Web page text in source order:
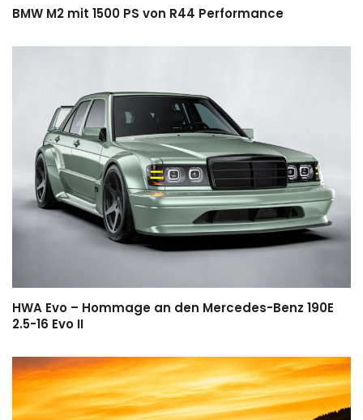
BMW M2 mit 1500 PS von R44 Performance
HWA Evo – Hommage an den Mercedes-Benz 190E
2.5-16 Evo II